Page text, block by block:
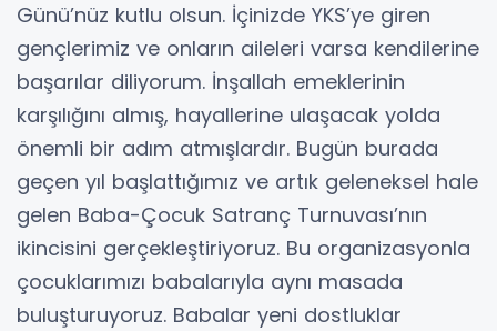
Günü’nüz kutlu olsun. İçinizde YKS’ye giren
gençlerimiz ve onların aileleri varsa kendilerine
başarılar diliyorum. İnşallah emeklerinin
karşılığını almış, hayallerine ulaşacak yolda
önemli bir adım atmışlardır. Bugün burada
geçen yıl başlattığımız ve artık geleneksel hale
gelen Baba-Çocuk Satranç Turnuvası’nın
ikincisini gerçekleştiriyoruz. Bu organizasyonla
çocuklarımızı babalarıyla aynı masada
buluşturuyoruz. Babalar yeni dostluklar